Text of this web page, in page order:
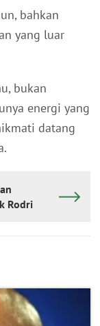
bahkan
yang luar
bukan
energi yang
datang
Rodri